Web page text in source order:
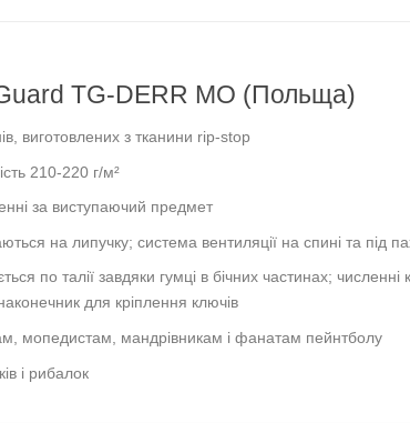
TG-DERR MO (Польща)
виготовлених з тканини rip-stop
210-220 г/м²
за виступаючий предмет
на липучку; система вентиляції на спині та під
по талії завдяки гумці в бічних частинах;
для кріплення ключів
мопедистам, мандрівникам і фанатам пейнтболу
і рибалок